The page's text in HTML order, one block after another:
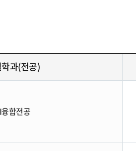
과(전공)
합전공